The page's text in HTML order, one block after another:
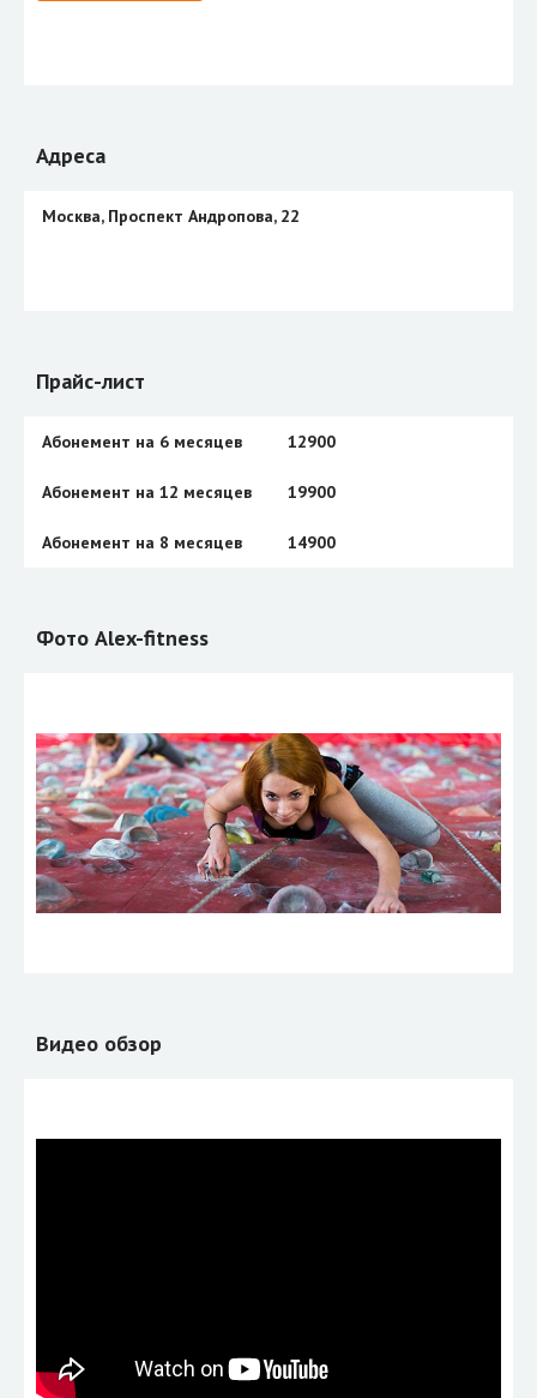
Адреса
Москва, Проспект Андропова, 22
Прайс-лист
Абонемент на 6 месяцев 12900
Абонемент на 12 месяцев 19900
Абонемент на 8 месяцев 14900
Фото Alex-fitness
Видео обзор